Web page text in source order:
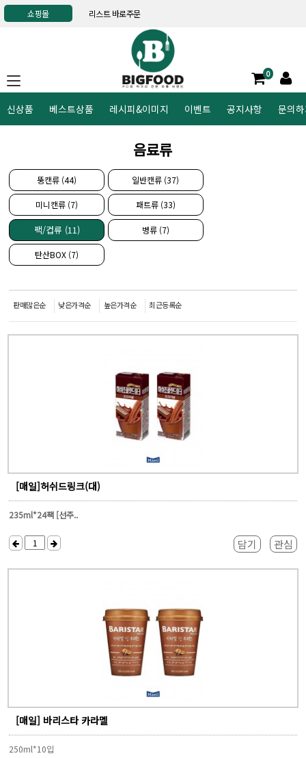
쇼핑몰 리스트 바로주문
0
신상품 베스트상품 레시피&이미지 이벤트 공지사항 문의
음료류
뚱캔류 (44) 일반캔류 (37)
미니캔류 (7) 패트류 (33)
팩/컵류 (11) 병류 (7)
탄산BOX (7)
판매많은순 낮은가격순 높은가격순 최근등록순
[매일]허쉬드링크(대)
235ml*24팩 [선주..
담기 관심
[매일] 바리스타 카라멜
250ml*10입